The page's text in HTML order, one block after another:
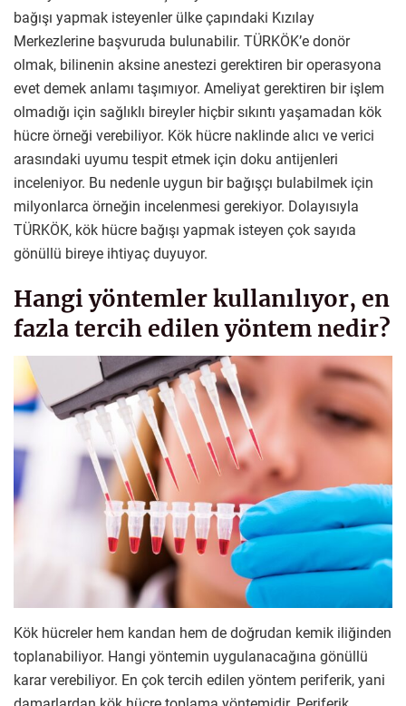
bağışı yapmak isteyenler ülke çapındaki Kızılay
Merkezlerine başvuruda bulunabilir. TÜRKÖK’e donör
olmak, bilinenin aksine anestezi gerektiren bir operasyona
evet demek anlamı taşımıyor. Ameliyat gerektiren bir işlem
olmadığı için sağlıklı bireyler hiçbir sıkıntı yaşamadan kök
hücre örneği verebiliyor. Kök hücre naklinde alıcı ve verici
arasındaki uyumu tespit etmek için doku antijenleri
inceleniyor. Bu nedenle uygun bir bağışçı bulabilmek için
milyonlarca örneğin incelenmesi gerekiyor. Dolayısıyla
TÜRKÖK, kök hücre bağışı yapmak isteyen çok sayıda
gönüllü bireye ihtiyaç duyuyor.
Hangi yöntemler kullanılıyor, en
fazla tercih edilen yöntem nedir?
Kök hücreler hem kandan hem de doğrudan kemik iliğinden
toplanabiliyor. Hangi yöntemin uygulanacağına gönüllü
karar verebiliyor. En çok tercih edilen yöntem periferik, yani